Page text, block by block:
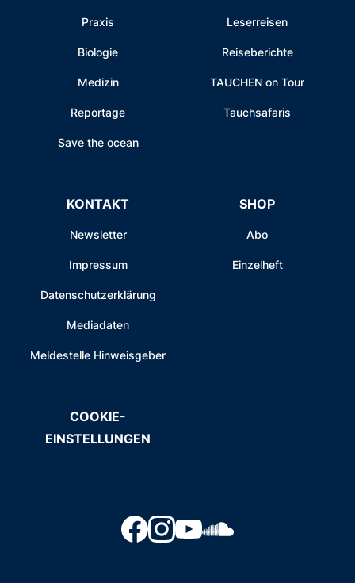
Praxis
Biologie
Medizin
Reportage
Save the ocean
Leserreisen
Reiseberichte
TAUCHEN on Tour
Tauchsafaris
KONTAKT
Newsletter
Impressum
Datenschutzerklärung
Mediadaten
Meldestelle Hinweisgeber
SHOP
Abo
Einzelheft
COOKIE-
EINSTELLUNGEN